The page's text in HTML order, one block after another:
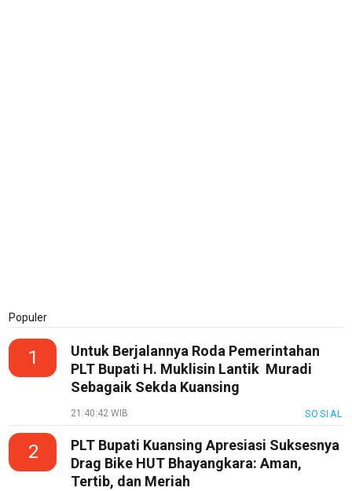
Populer
1
Untuk Berjalannya Roda Pemerintahan
PLT Bupati H. Muklisin Lantik Muradi
Sebagaik Sekda Kuansing
21:40:42 WIB SOSIAL
2
PLT Bupati Kuansing Apresiasi Suksesnya
Drag Bike HUT Bhayangkara: Aman,
Tertib, dan Meriah